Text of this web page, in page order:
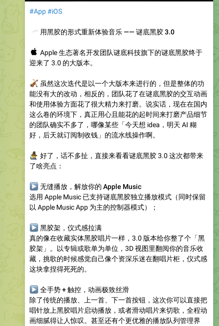
#App#iOS
用黑胶的形式重新体验音乐 —— 谜底黑胶 3.0
Apple 生态著名开发团队谜底科技旗下的谜底黑胶终于
迎来了 3.0 的大版本。
虽然这次迭代是以一个大版本来进行的，但是整体的功
能没有大的改动，相反的，团队花了在谜底黑胶的交互动画
和使用体验方面花了很大精力来打磨。说实话，现在在国内
这么卷的环境下，真正用心且能花的起时间来打磨产品细节
的团队确实不多了，哪像某些「今天想 idea，明天 AI 糊
好，后天就订阅制收钱」的流水线操作啊。
好了，话不多扯，直接来看看谜底黑胶 3.0 这次都带来
了啥亮点：
无缝播放，解放你的 Apple Music
选用 Apple Music 已支持谜底黑胶独立播放模式（同时保留
以 Apple Music App 为主的控制器模式）；
黑胶架，仪式感拉满
真的像在收藏实体黑胶唱片一样，3.0 版本给你整了个「黑
胶架」。以专辑或歌单为单位，3D 视图里翻阅你的音乐收
藏，挑歌的时候感觉自己像个资深乐迷在翻唱片柜，仪式感
这块拿捏得死死的。
全手势 + 触控，动画极致丝滑
除了传统的播放、上一首、下一首按钮，这次你可以直接把
唱针放上黑胶唱片启动播放，或者滑动唱片来切歌，全程动
画细腻得让人惊叹。甚至还有个更优雅的播放队列管理界